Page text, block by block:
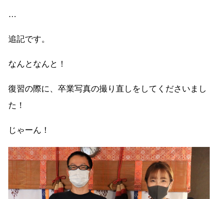
…
追記です。
なんとなんと！
復習の際に、卒業写真の撮り直しをしてくださいまし
た！
じゃーん！